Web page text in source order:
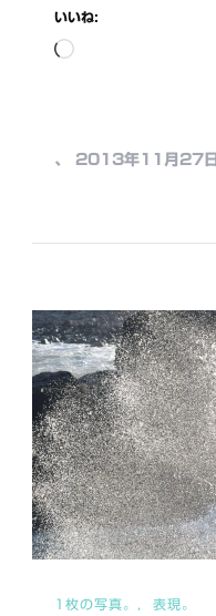
いいね:
読
中…
、 2013年11月27日
1枚の写真。 表現。